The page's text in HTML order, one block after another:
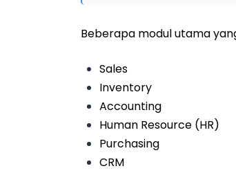
Beberapa modul utama
Sales
Inventory
Accounting
Human Resource (HR)
Purchasing
CRM